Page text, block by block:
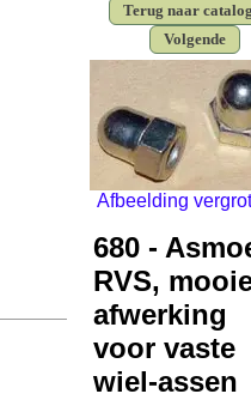
Terug naar
Volgende
Afbeelding
680 -
RVS,
afwerking
voor vaste
wiel-assen